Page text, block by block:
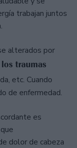
trabajan juntos
alterados por
traumas
etc. Cuando
de enfermedad.
es
dolor de cabeza